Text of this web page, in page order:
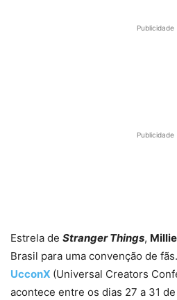
Publicidade
Publicidade
Estrela de Stranger Things,
Brasil para uma convenção de
UcconX (Universal Creators
acontece entre os dias 27 a 31